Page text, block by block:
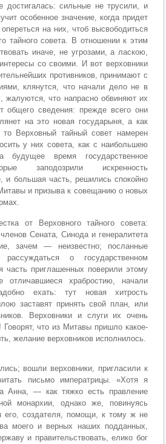
достигалась: сильные не трусили, и
особенное значение, когда придет
на них, чтоб высвободиться
тайного совета. В отношении к этим
иначе, не угрозами, а ласкою,
со своими. И вот верховники
противников, принимают с
клянутся, что начали дело не в
жалуются, что напрасно обвиняют их
общего сведения: прежде всего они
на это новая государыня, а как
то Верховный тайный совет намерен
у них совета, как с наибольшею
будущее время государственное
заподозрили искренность
и большая часть, решились спокойно
и призыва к совещанию о новых
от Верховного тайного совета:
Сената, Синода и генералитета
зачем — неизвестно; посланные
о государственном
часть приглашенных поверили этому
отличавшиеся храбростию, начали
ехать: тут новая хитрость
заставят принять свой план, или
Верховники и слуги их очень
что из Митавы пришло какое-
желание верховников исполнилось.
вошли верховники, пригласили к
письмо императрицы. «Хотя я
Анна, — как тяжко есть правление
монархии, однако же, повинуясь
его, создателя, помощи, к тому ж не
моего и верных наших подданных,
и правительствовать, елико бог